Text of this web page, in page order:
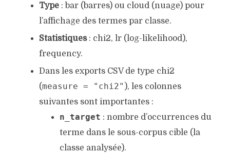
Type: bar (barres) ou cloud (nuage) pour
l’affichage des termes par classe.
Statistiques: chi2, lr (log-likelihood),
frequency.
Dans les exports CSV de type chi2
(measure = "chi2" ), les colonnes
suivantes sont importantes :
n_target : nombre d’occurrences du
terme dans le sous-corpus cible (la
classe analysée).